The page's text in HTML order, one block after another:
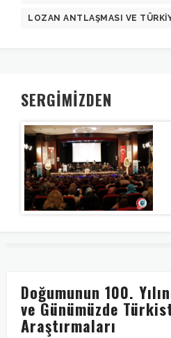
LOZAN ANTLAŞMASI VE
SERGİMİZDEN
Doğumunun 100.
ve Günümüzde
Araştırmaları